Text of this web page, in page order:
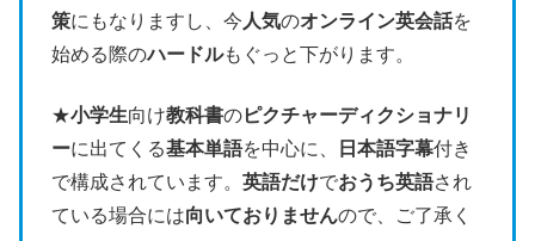
策にもなりますし、今人気のオンライン英会話を
始める際のハードルもぐっと下がります。
★小学生向け教科書のピクチャーディクショナリ
ーに出てくる基本単語を中心に、 日本語字幕付き
で構成されています。 英語だけでおうち英語され
ている場合には向いておりませんので、ご了承く